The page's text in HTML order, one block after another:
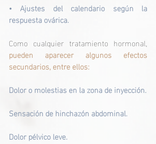
• Ajustes del calendario según la
respuesta ovárica.
Como cualquier tratamiento hormonal,
pueden aparecer algunos efectos
secundarios, entre ellos:
Dolor o molestias en la zona de inyección.
Sensación de hinchazón abdominal.
Dolor pélvico leve.